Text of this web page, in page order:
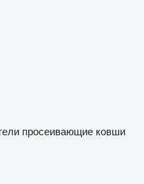
просеивающие ковши